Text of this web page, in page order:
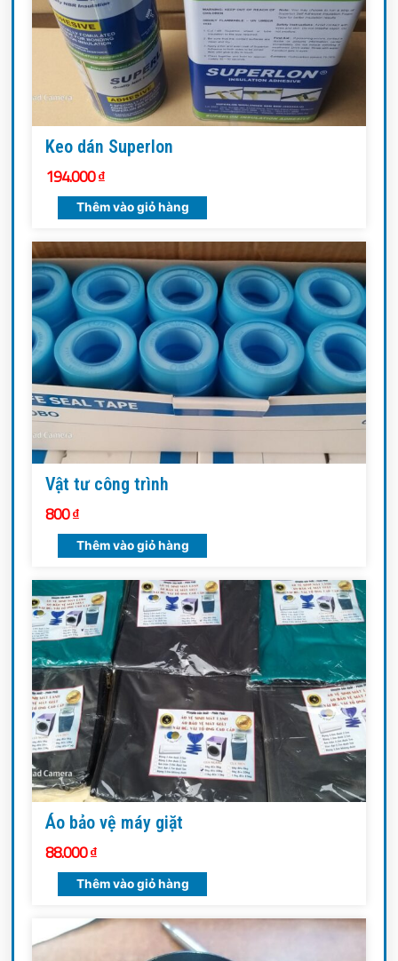
Keo dán Superlon
194.000₫
Thêm vào giỏ hàng
Vật tư công trình
800₫
Thêm vào giỏ hàng
Áo bảo vệ máy giặt
88.000₫
Thêm vào giỏ hàng